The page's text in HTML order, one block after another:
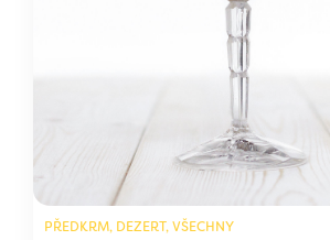
PŘEDKRM, DEZERT, VŠECHNY